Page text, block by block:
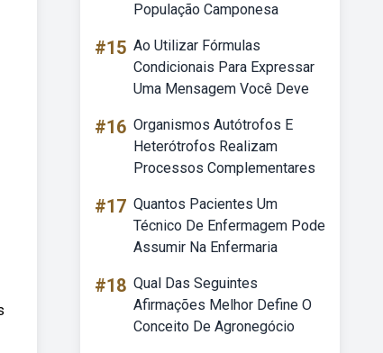
População Camponesa
#15 Ao Utilizar Fórmulas
Condicionais Para Expressar
Uma Mensagem Você Deve
#16 Organismos Autótrofos E
Heterótrofos Realizam
Processos Complementares
#17 Quantos Pacientes Um
Técnico De Enfermagem Pode
Assumir Na Enfermaria
#18 Qual Das Seguintes
Afirmações Melhor Define O
Conceito De Agronegócio